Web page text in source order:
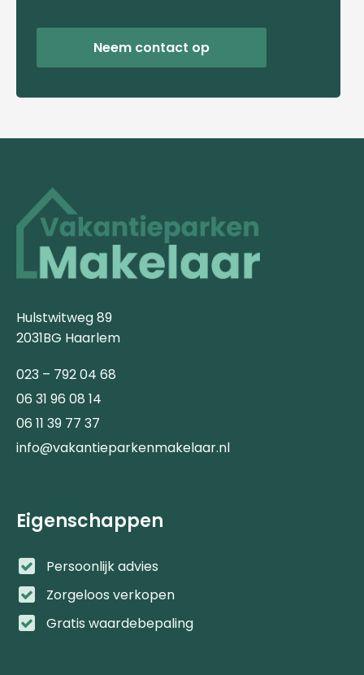
Neem contact op
Hulstwitweg 89
2031BG Haarlem
023 – 792 04 68
06 31 96 08 14
06 11 39 77 37
info@vakantieparkenmakelaar.nl
Eigenschappen
Persoonlijk advies
Zorgeloos verkopen
Gratis waardebepaling